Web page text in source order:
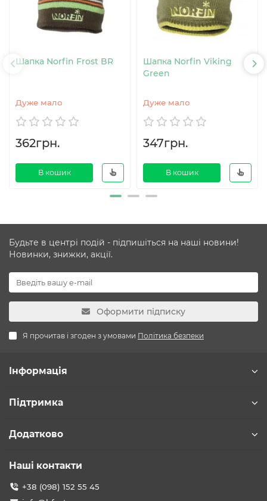
Шапка Norfin Frost BR
Дуже мало
362грн.
В кошик
Шапка Norfin Viking
Green
Дуже мало
347грн.
В кошик
Будьте в центрі подій - підпишіться на наші новини!
Новинки, знижки, акції.
Оформити підписку
Я прочитав і згоден з умовами Політика безпеки
Інформація
Підтримка
Додатково
Наші контакти
+38 (098) 152 55 45